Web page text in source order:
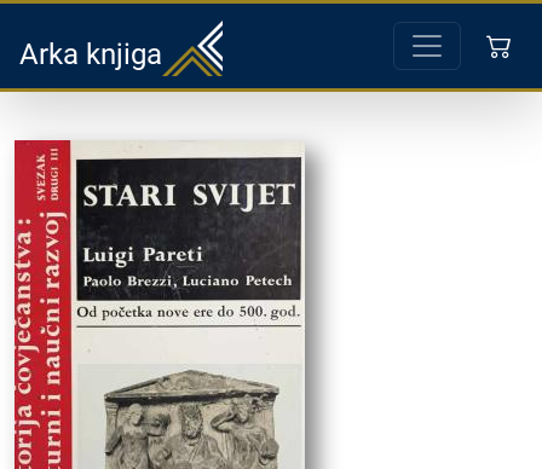
Arka knjiga